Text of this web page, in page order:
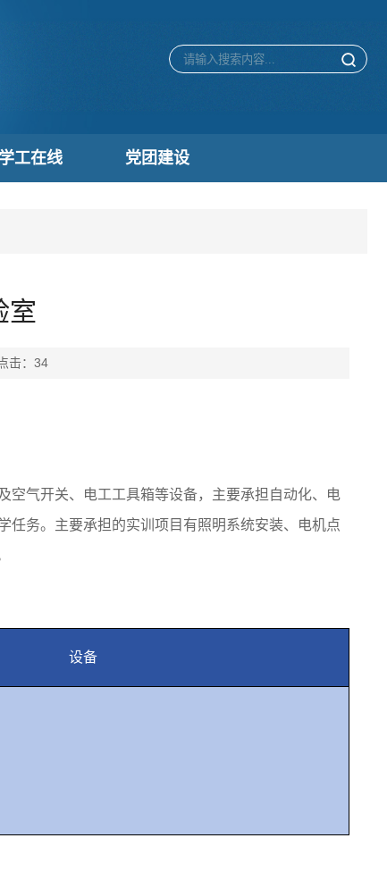
学工在线 党团建设
室
： 34
空气开关、电工工具箱等设备，主要承担自动化、电
任务。主要承担的实训项目有照明系统安装、电机点
设备